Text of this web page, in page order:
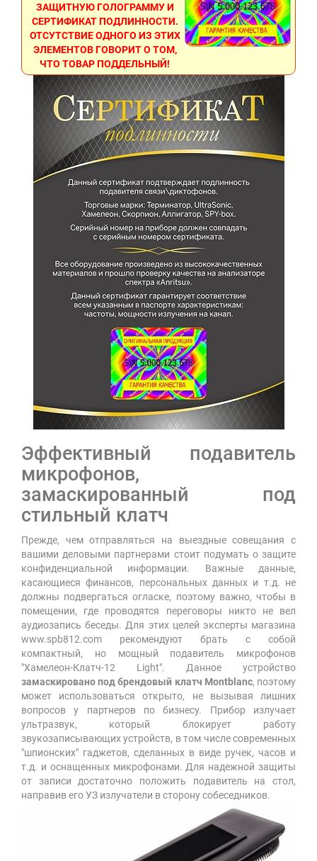
ЗАЩИТНУЮ ГОЛОГРАММУ И
СЕРТИФИКАТ ПОДЛИННОСТИ.
ОТСУТСТВИЕ ОДНОГО ИЗ ЭТИХ
ЭЛЕМЕНТОВ ГОВОРИТ О ТОМ,
ЧТО ТОВАР ПОДДЕЛЬНЫЙ!
Эффективный подавитель
микрофонов,
замаскированный под
стильный клатч
Прежде, чем отправляться на выездные совещания с
вашими деловыми партнерами стоит подумать о защите
конфиденциальной информации. Важные данные,
касающиеся финансов, персональных данных и т.д. не
должны подвергаться огласке, поэтому важно, чтобы в
помещении, где проводятся переговоры никто не вел
аудиозапись беседы. Для этих целей эксперты магазина
www.spb812.com рекомендуют брать с собой
компактный, но мощный подавитель микрофонов
"Хамелеон-Клатч-12 Light". Данное устройство
замаскировано под брендовый клатч Montblanc, поэтому
может использоваться открыто, не вызывая лишних
вопросов у партнеров по бизнесу. Прибор излучает
ультразвук, который блокирует работу
звукозаписывающих устройств, в том числе современных
"шпионских" гаджетов, сделанных в виде ручек, часов и
т.д. и оснащенных микрофонами. Для надежной защиты
от записи достаточно положить подавитель на стол,
направив его УЗ излучатели в сторону собеседников.